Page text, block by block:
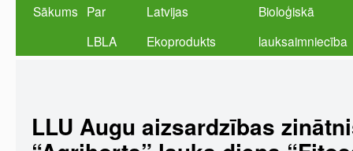
Sākums Par
LBLA
Latvijas
Ekoprodukts
Bioloģiskā
lauksaimniecība
LLU Augu aizsardzības